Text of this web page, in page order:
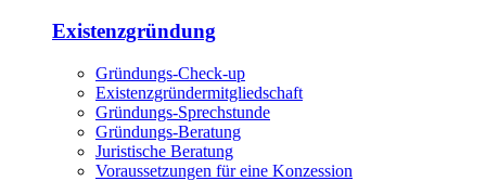
Existenzgründung
Gründungs-Check-up
Existenzgründermitgliedschaft
Gründungs-Sprechstunde
Gründungs-Beratung
Juristische Beratung
Voraussetzungen für eine Konzession